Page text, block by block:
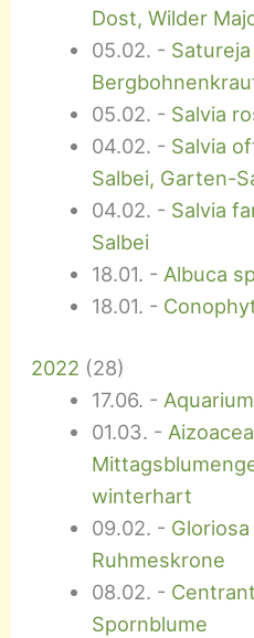
Dost, Wilder
05.02. -
05.02. - Salvia
04.02. - Salvia
Salbei, Garten-
04.02. - Salvia
Salbei
18.01. - Albuca
18.01. -
2022 (28)
17.06. -
01.03. -
winterhart
09.02. -
Ruhmeskrone
08.02. -
Spornblume